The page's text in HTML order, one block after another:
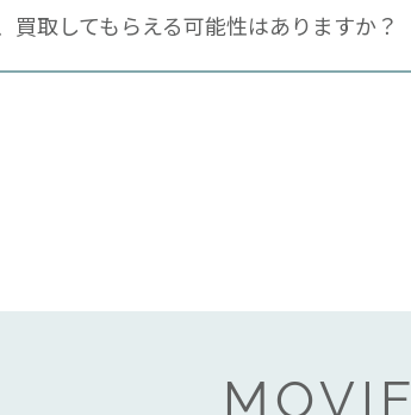
取してもらえる可能性はありますか？
MOVIE